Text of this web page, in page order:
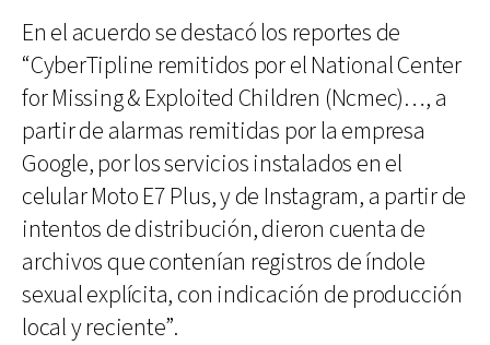
En el acuerdo se destacó los reportes de
“CyberTipline remitidos por el National Center
for Missing & Exploited Children (Ncmec)…, a
partir de alarmas remitidas por la empresa
Google, por los servicios instalados en el
celular Moto E7 Plus, y de Instagram, a partir de
intentos de distribución, dieron cuenta de
archivos que contenían registros de índole
sexual explícita, con indicación de producción
local y reciente”.